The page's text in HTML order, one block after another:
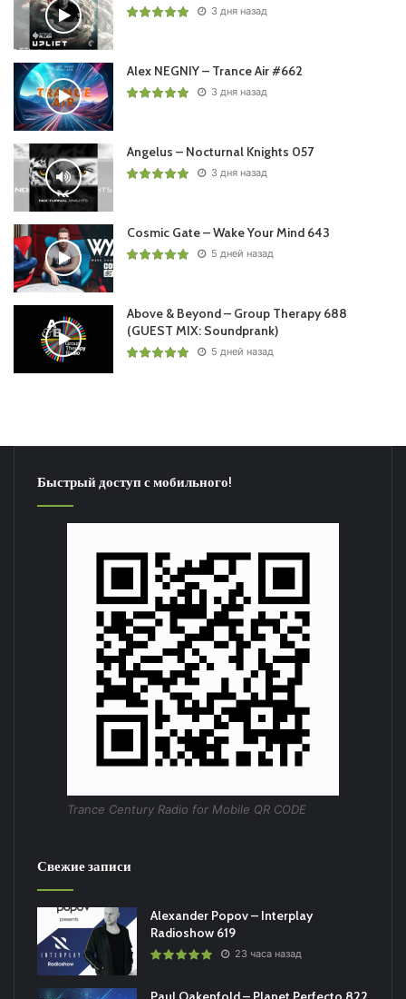
Понравился выпуск?
Пользовательская оценка:Будь первым !
3 дня назад
Alex NEGNIY – Trance Air #662
3 дня назад
Angelus – Nocturnal Knights 057
3 дня назад
Cosmic Gate – Wake Your Mind 643
5 дней назад
Above & Beyond – Group Therapy 688
(GUEST MIX: Soundprank)
5 дней назад
Быстрый доступ с мобильного!
Trance Century Radio for Mobile QR CODE
Свежие записи
Alexander Popov – Interplay
Radioshow 619
23 часа назад